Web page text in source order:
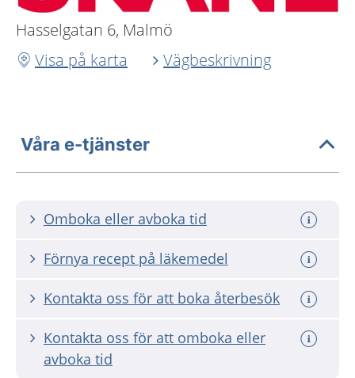
Hasselgatan 6, Malmö
Visa på karta
Vägbeskrivning
Våra e-tjänster
Omboka eller avboka tid
Förnya recept på läkemedel
Kontakta oss för att boka återbesök
Kontakta oss för att omboka eller
avboka tid